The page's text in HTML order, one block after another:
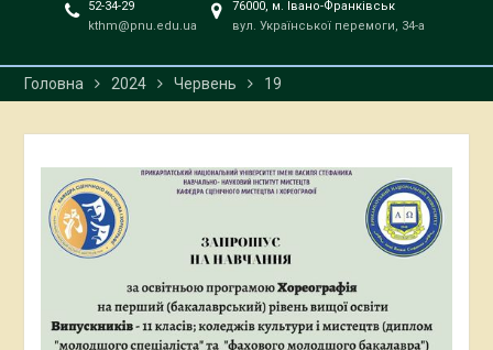
52-34-29
kthm@pnu.edu.ua
76000, м. Івано-Франківськ
вул. Української перемоги, 34-а
Головна 2024 Червень 19